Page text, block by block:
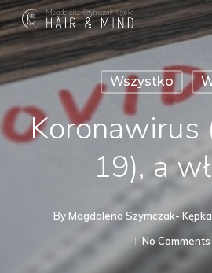
Skip
to
main
content
Wszystko
Koronawirus
19), a
ByMagdalena Szymczak- Kępka
No Comments